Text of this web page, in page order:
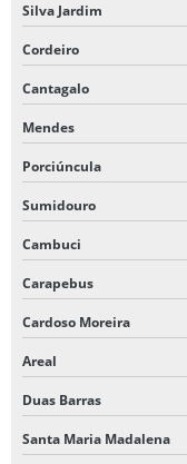
Silva Jardim
Cordeiro
Cantagalo
Mendes
Porciúncula
Sumidouro
Cambuci
Carapebus
Cardoso Moreira
Areal
Duas Barras
Santa Maria Madalena